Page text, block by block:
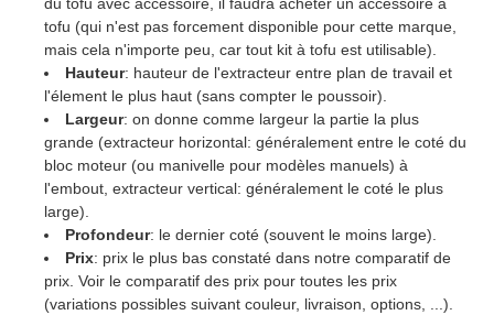
tofu (qui n'est pas forcement disponible pour cette marque,
mais cela n'importe peu, car tout kit à tofu est utilisable).
Hauteur: hauteur de l'extracteur entre plan de travail et
l'élement le plus haut (sans compter le poussoir).
Largeur: on donne comme largeur la partie la plus
grande (extracteur horizontal: généralement entre le coté du
bloc moteur (ou manivelle pour modèles manuels) à
l'embout, extracteur vertical: généralement le coté le plus
large).
Profondeur: le dernier coté (souvent le moins large).
Prix: prix le plus bas constaté dans notre comparatif de
prix. Voir le comparatif des prix pour toutes les prix
(variations possibles suivant couleur, livraison, options, ...).